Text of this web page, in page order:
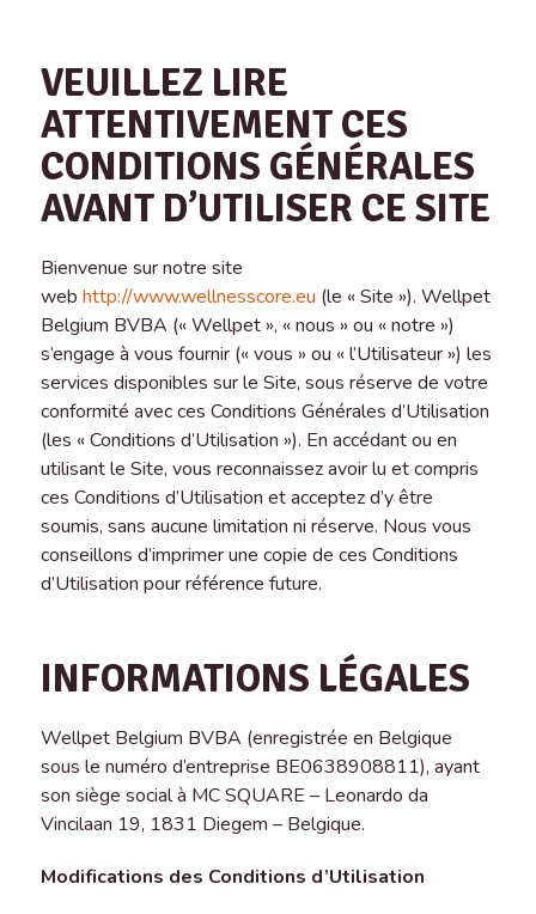
VEUILLEZ LIRE
ATTENTIVEMENT CES
CONDITIONS GÉNÉRALES
AVANT D’UTILISER CE SITE
Bienvenue sur notre site
web http://www.wellnesscore.eu (le « Site »). Wellpet
Belgium BVBA (« Wellpet », « nous » ou « notre »)
s’engage à vous fournir (« vous » ou « l’Utilisateur ») les
services disponibles sur le Site, sous réserve de votre
conformité avec ces Conditions Générales d’Utilisation
(les « Conditions d’Utilisation »). En accédant ou en
utilisant le Site, vous reconnaissez avoir lu et compris
ces Conditions d’Utilisation et acceptez d’y être
soumis, sans aucune limitation ni réserve. Nous vous
conseillons d’imprimer une copie de ces Conditions
d’Utilisation pour référence future.
INFORMATIONS LÉGALES
Wellpet Belgium BVBA (enregistrée en Belgique
sous le numéro d’entreprise BE0638908811), ayant
son siège social à MC SQUARE – Leonardo da
Vincilaan 19, 1831 Diegem – Belgique.
Modifications des Conditions d’Utilisation